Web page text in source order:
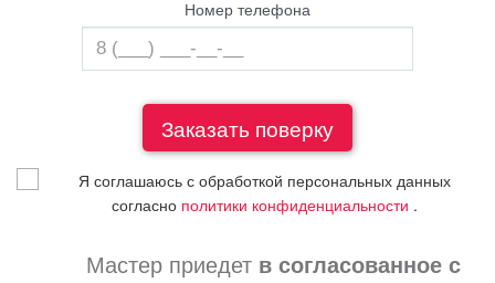
Номер телефона
Я соглашаюсь с обработкой персональных данных
согласно политики конфиденциальности .
Мастер приедет в согласованное с